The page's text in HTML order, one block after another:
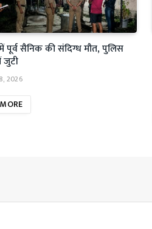
पूर्व सैनिक की संदिग्ध मौत, पुलिस
2026